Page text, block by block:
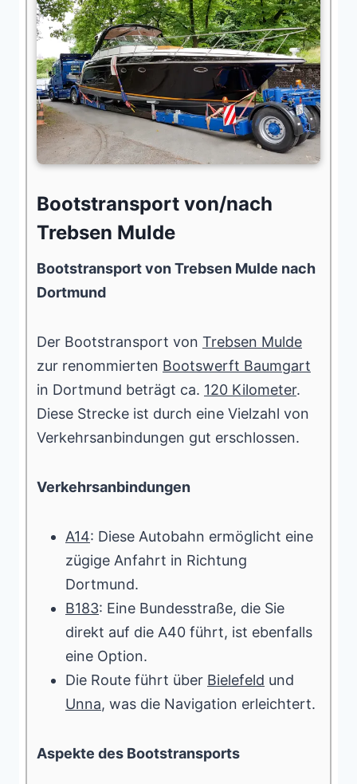
Bootstransport von/nach
Trebsen Mulde
Bootstransport von Trebsen Mulde nach
Dortmund
Der Bootstransport von Trebsen Mulde
zur renommierten Bootswerft Baumgart
in Dortmund beträgt ca. 120 Kilometer.
Diese Strecke ist durch eine Vielzahl von
Verkehrsanbindungen gut erschlossen.
Verkehrsanbindungen
A14: Diese Autobahn ermöglicht eine
zügige Anfahrt in Richtung
Dortmund.
B183: Eine Bundesstraße, die Sie
direkt auf die A40 führt, ist ebenfalls
eine Option.
Die Route führt über Bielefeld und
Unna, was die Navigation erleichtert.
Aspekte des Bootstransports